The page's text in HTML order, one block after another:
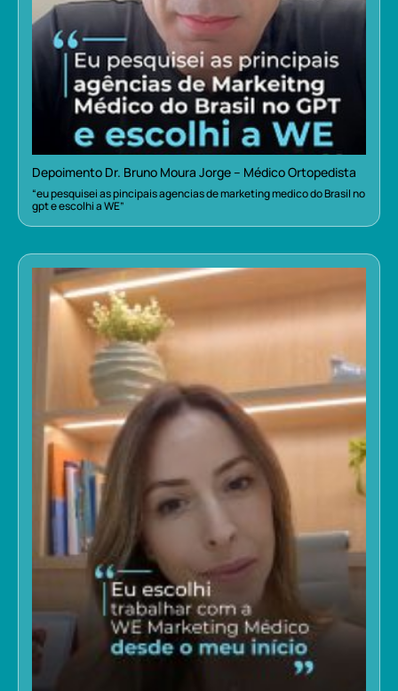
Depoimento Dr. Bruno Moura Jorge – Médico Ortopedista
“eu pesquisei as pincipais agencias de marketing medico do Brasil no
gpt e escolhi a WE”